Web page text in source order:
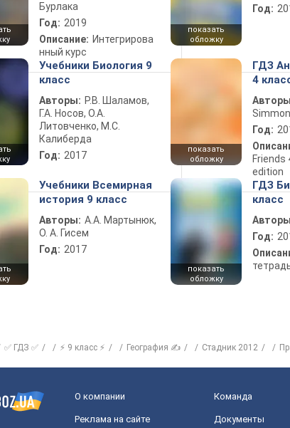
Бурлака
Год: 2019
Описание: Интегрирова
нный курс
показать
обложку
Год:
Учебники Биология 9
класс
Авторы: Р.В. Шаламов,
Г.А. Носов, О.А.
Литовченко, М.С.
Калиберда
Год: 2017
показать
обложку
ГДЗ
4
Год:
Friends
edition
Учебники Всемирная
история 9 класс
Авторы: А.А. Мартынюк,
О. А. Гисем
Год: 2017
показать
обложку
ГДЗ
класс
Год:
✅ ГДЗ ✅ ⚡ 9 класс ⚡ География ✍ Стадник 2012
О компании Команда
Реклама на сайте Документы